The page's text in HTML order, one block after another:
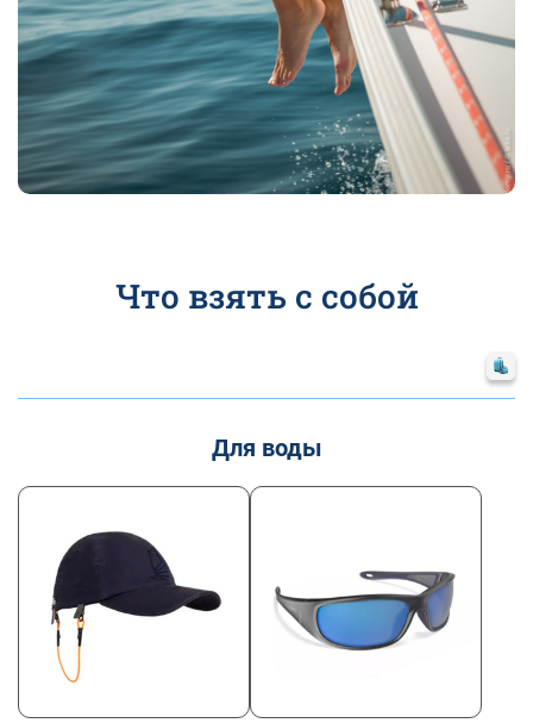
Что взять с собой
Для воды